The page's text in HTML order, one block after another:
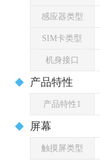
感应器类型
SIM卡类型
机身接口
产品特性
产品特性1
屏幕
触摸屏类型